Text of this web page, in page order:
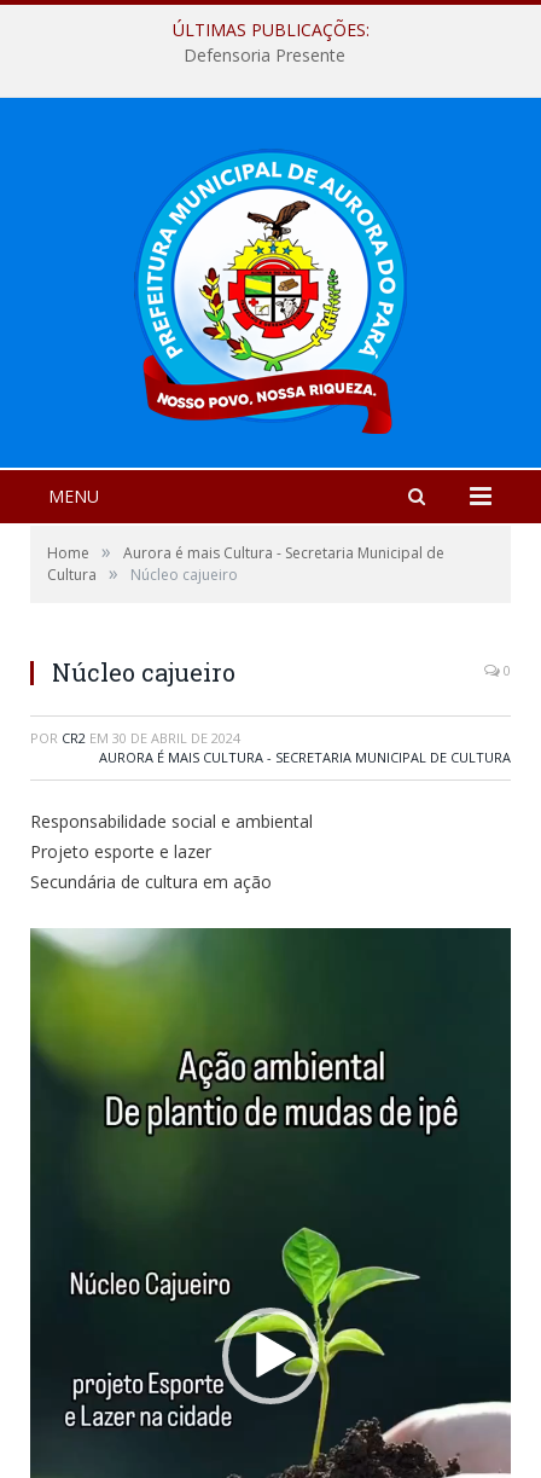
ÚLTIMAS PUBLICAÇÕES:
Defensoria Presente
MENU
Home »
Aurora é mais Cultura - Secretaria Municipal de
Cultura
» Núcleo cajueiro
Núcleo cajueiro 0
POR CR2 EM 30 DE ABRIL DE 2024
AURORA É MAIS CULTURA - SECRETARIA MUNICIPAL DE CULTURA
Responsabilidade social e ambiental
Projeto esporte e lazer
Secundária de cultura em ação
Tocador